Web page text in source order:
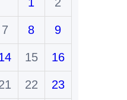
7 8 9
15 16
22 23